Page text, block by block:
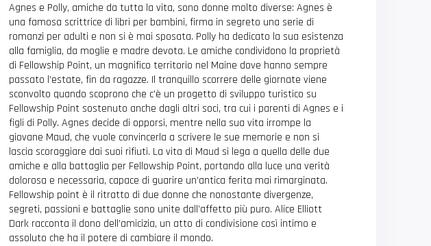
Agnes e Polly, amiche da tutta la vita, sono donne molto diverse: Agnes è
una famosa scrittrice di libri per bambini, firma in segreto una serie di
romanzi per adulti e non si è mai sposata. Polly ha dedicato la sua esistenza
alla famiglia, da moglie e madre devota. Le amiche condividono la proprietà
di Fellowship Point, un magnifico territorio nel Maine dove hanno sempre
passato l’estate, fin da ragazze. Il tranquillo scorrere delle giornate viene
sconvolto quando scoprono che c’è un progetto di sviluppo turistico su
Fellowship Point sostenuto anche dagli altri soci, tra cui i parenti di Agnes e i
figli di Polly. Agnes decide di opporsi, mentre nella sua vita irrompe la
giovane Maud, che vuole convincerla a scrivere le sue memorie e non si
lascia scoraggiare dai suoi rifiuti. La vita di Maud si lega a quella delle due
amiche e alla battaglia per Fellowship Point, portando alla luce una verità
dolorosa e necessaria, capace di guarire un’antica ferita mai rimarginata.
Fellowship point è il ritratto di due donne che nonostante divergenze,
segreti, passioni e battaglie sono unite dall’affetto più puro. Alice Elliott
Dark racconta il dono dell’amicizia, un atto di condivisione così intimo e
assoluto che ha il potere di cambiare il mondo.